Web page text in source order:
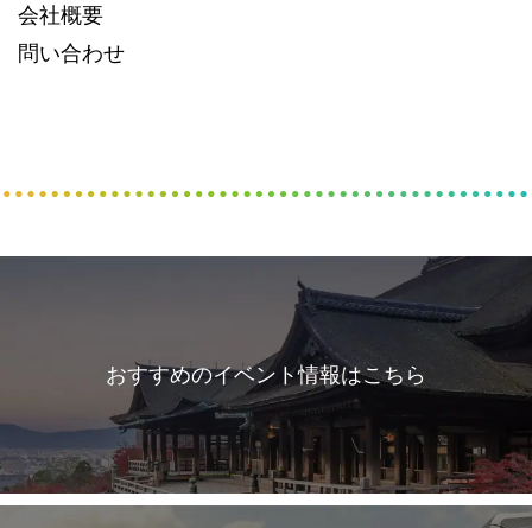
会社概要
問い合わせ
おすすめのイベント情報はこちら